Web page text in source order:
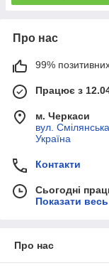
Про нас
99%
Працює з
м. Черкаси
вул.
Україна
Контакти
Сьогодні
Показати
Про нас